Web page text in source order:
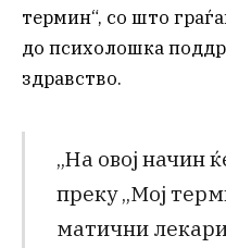
термин“, со што
до психолошка
здравство.
„На овој начин
преку „Мој
матични